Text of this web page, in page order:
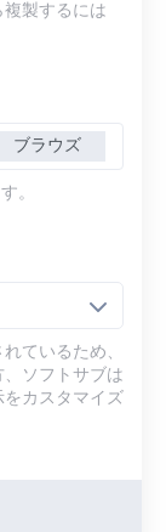
製するには
ブラウズ
。
ているため、
ソフトサブは
カスタマイズ